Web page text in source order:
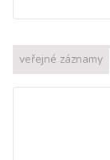
veřejné záznamy